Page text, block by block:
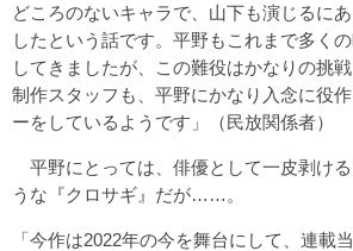
どころのないキャラで、山下も演じるに
したという話です。平野もこれまで多く
してきましたが、この難役はかなりの挑戦
制作スタッフも、平野にかなり入念に役
ーをしているようです」（民放関係者）
平野にとっては、俳優として一皮剥け
うな『クロサギ』だが……。
「今作は2022年の今を舞台にして、連載